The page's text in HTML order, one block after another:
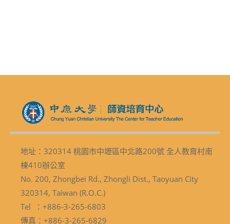
地址：320314 桃園市中壢區中北路200號 全人教育村南
棟410辦公室
No. 200, Zhongbei Rd., Zhongli Dist., Taoyuan City
320314, Taiwan (R.O.C.)
Tel ：+886-3-265-6803
傳真：+886-3-265-6829